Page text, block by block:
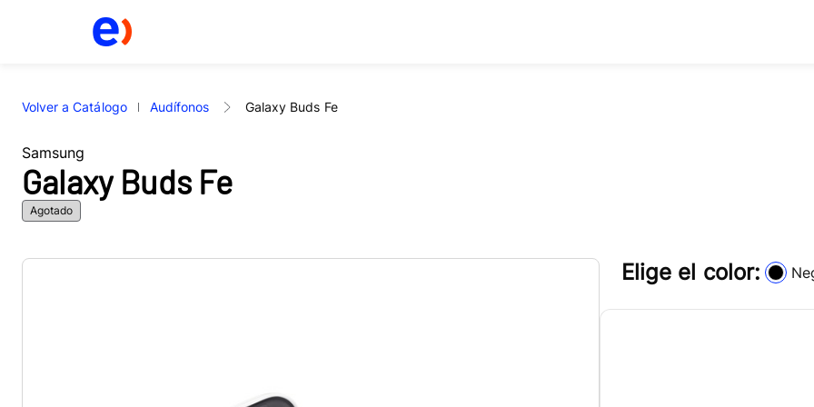
Volver a Catálogo Audífonos Galaxy Buds Fe
Samsung
Galaxy Buds Fe
Agotado
Elige el color: